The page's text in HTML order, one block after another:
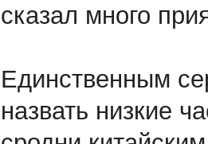
сказал много
Единственным
назвать низкие